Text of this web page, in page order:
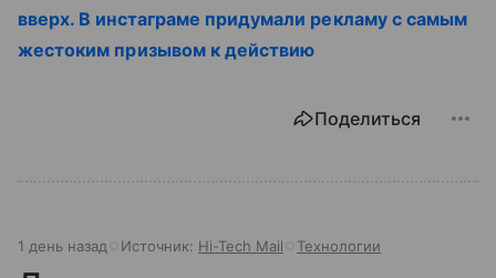
вверх. В инстаграме придумали рекламу с самым
жестоким призывом к действию
Поделиться
1 день назад Источник: Hi-Tech Mail Технологии